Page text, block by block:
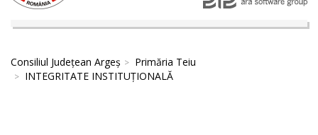
Consiliul Județean Argeș
Primăria Teiu
INTEGRITATE INSTITUȚIONALĂ